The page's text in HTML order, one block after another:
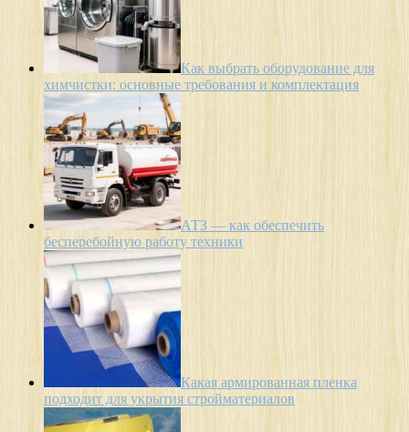
Как выбрать оборудование для
химчистки: основные требования и комплектация
АТЗ — как обеспечить
бесперебойную работу техники
Какая армированная пленка
подходит для укрытия стройматериалов